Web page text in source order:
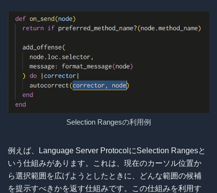
Selection Rangesの利用例
例えば、Language Server ProtocolにSelection Rangesと
いう仕組みがあります。これは、現在のカーソル位置か
ら選択範囲を広げようとしたときに、どんな範囲の候補
を提示すべきかを返す仕組みです。この仕組みを利用す